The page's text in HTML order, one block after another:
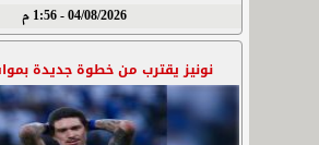
04/08/2026 - 1:56 م
نونيز يقترب من خطوة جديدة